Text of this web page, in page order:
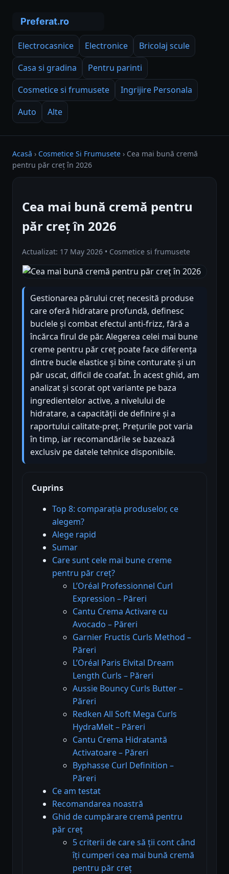
Electrocasnice Electronice
Bricolaj scule
Casa si gradina
Pentru parinti
Cosmetice si frumusete
Ingrijire Personala
Auto
Alte
Acasă › Cosmetice Si Frumusete › Cea mai bună cremă
pentru păr creț în 2026
Cea mai bună cremă pentru
păr creț în 2026
Actualizat: 17 May 2026 • Cosmetice si frumusete
Gestionarea părului creț necesită produse
care oferă hidratare profundă, definesc
buclele și combat efectul anti-frizz, fără a
încărca firul de păr. Alegerea celei mai bune
creme pentru păr creț poate face diferența
dintre bucle elastice și bine conturate și un
păr uscat, dificil de coafat. În acest ghid, am
analizat și scorat opt variante pe baza
ingredientelor active, a nivelului de
hidratare, a capacității de definire și a
raportului calitate-preț. Prețurile pot varia
în timp, iar recomandările se bazează
exclusiv pe datele tehnice disponibile.
Cuprins
Top 8: comparația produselor, ce
alegem?
Alege rapid
Sumar
Care sunt cele mai bune creme
pentru păr creț?
L’Oréal Professionnel Curl
Expression – Păreri
Cantu Crema Activare cu
Avocado – Păreri
Garnier Fructis Curls Method –
Păreri
L’Oréal Paris Elvital Dream
Length Curls – Păreri
Aussie Bouncy Curls Butter –
Păreri
Redken All Soft Mega Curls
HydraMelt – Păreri
Cantu Crema Hidratantă
Activatoare – Păreri
Byphasse Curl Definition –
Păreri
Ce am testat
Recomandarea noastră
Ghid de cumpărare cremă pentru
păr creț
5 criterii de care să ții cont când
îți cumperi cea mai bună cremă
pentru păr creț